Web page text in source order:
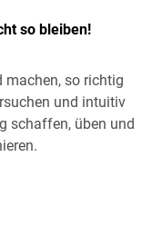
so bleiben!
machen, so richtig
und intuitiv
schaffen, üben und